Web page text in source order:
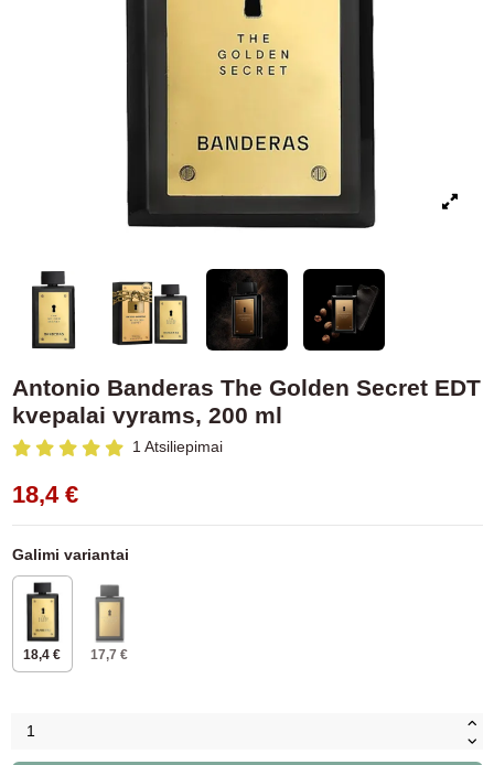
Antonio Banderas The Golden Secret EDT
kvepalai vyrams, 200 ml
1 Atsiliepimai
18,4 €
Galimi variantai
18,4 € 17,7 €